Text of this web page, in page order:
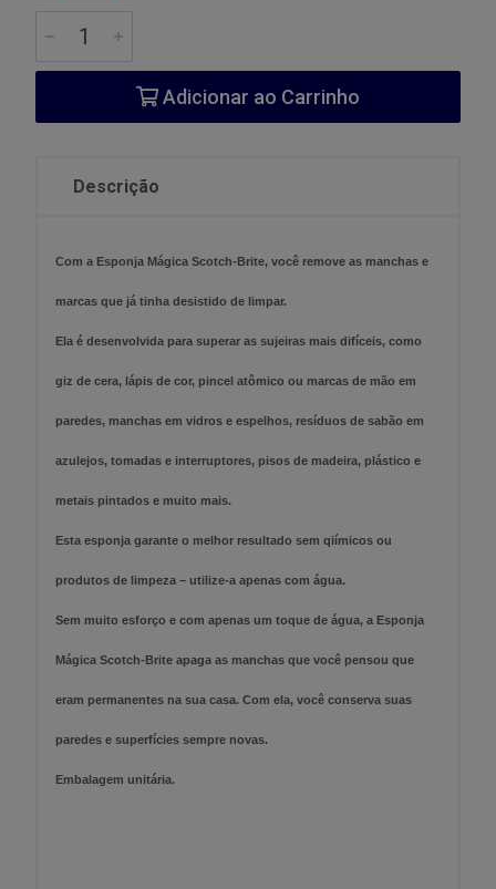
Adicionar ao Carrinho
Descrição
Com a Esponja Mágica Scotch-Brite, você remove as manchas e
marcas que já tinha desistido de limpar.
Ela é desenvolvida para superar as sujeiras mais difíceis, como
giz de cera, lápis de cor, pincel atômico ou marcas de mão em
paredes, manchas em vidros e espelhos, resíduos de sabão em
azulejos, tomadas e interruptores, pisos de madeira, plástico e
metais pintados e muito mais.
Esta esponja garante o melhor resultado sem qiímicos ou
produtos de limpeza – utilize-a apenas com água.
Sem muito esforço e com apenas um toque de água, a Esponja
Mágica Scotch-Brite apaga as manchas que você pensou que
eram permanentes na sua casa. Com ela, você conserva suas
paredes e superfícies sempre novas.
Embalagem unitária.